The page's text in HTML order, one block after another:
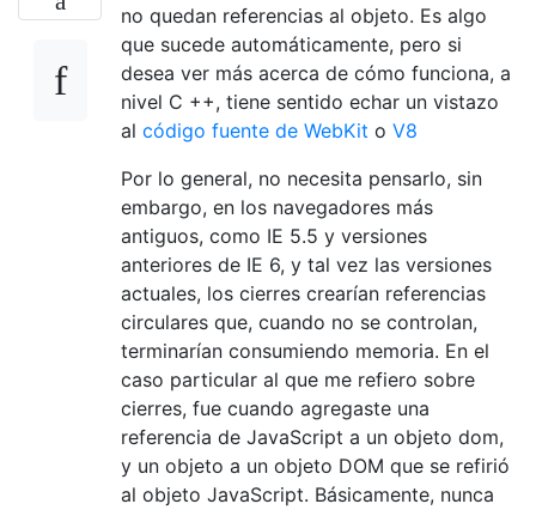
no quedan referencias al objeto. Es algo
que sucede automáticamente, pero si
desea ver más acerca de cómo funciona, a
nivel C ++, tiene sentido echar un vistazo
al código fuente de WebKit o V8
Por lo general, no necesita pensarlo, sin
embargo, en los navegadores más
antiguos, como IE 5.5 y versiones
anteriores de IE 6, y tal vez las versiones
actuales, los cierres crearían referencias
circulares que, cuando no se controlan,
terminarían consumiendo memoria. En el
caso particular al que me refiero sobre
cierres, fue cuando agregaste una
referencia de JavaScript a un objeto dom,
y un objeto a un objeto DOM que se refirió
al objeto JavaScript. Básicamente, nunca